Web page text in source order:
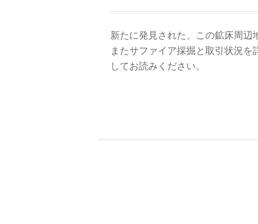
新たに発見された、この鉱床周辺
またサファイア採掘と取引状況
してお読みください。